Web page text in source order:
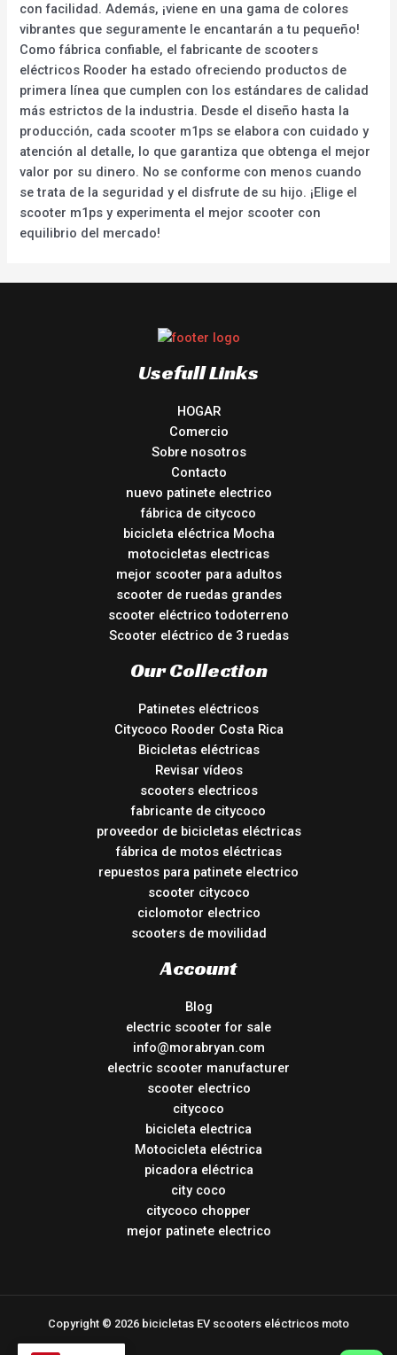
con facilidad. Además, ¡viene en una gama de colores
vibrantes que seguramente le encantarán a tu pequeño!
Como fábrica confiable, el fabricante de scooters
eléctricos Rooder ha estado ofreciendo productos de
primera línea que cumplen con los estándares de calidad
más estrictos de la industria. Desde el diseño hasta la
producción, cada scooter m1ps se elabora con cuidado y
atención al detalle, lo que garantiza que obtenga el mejor
valor por su dinero. No se conforme con menos cuando
se trata de la seguridad y el disfrute de su hijo. ¡Elige el
scooter m1ps y experimenta el mejor scooter con
equilibrio del mercado!
Usefull Links
HOGAR
Comercio
Sobre nosotros
Contacto
nuevo patinete electrico
fábrica de citycoco
bicicleta eléctrica Mocha
motocicletas electricas
mejor scooter para adultos
scooter de ruedas grandes
scooter eléctrico todoterreno
Scooter eléctrico de 3 ruedas
Our Collection
Patinetes eléctricos
Citycoco Rooder Costa Rica
Bicicletas eléctricas
Revisar vídeos
scooters electricos
fabricante de citycoco
proveedor de bicicletas eléctricas
fábrica de motos eléctricas
repuestos para patinete electrico
scooter citycoco
ciclomotor electrico
scooters de movilidad
Account
Blog
electric scooter for sale
info@morabryan.com
electric scooter manufacturer
scooter electrico
citycoco
bicicleta electrica
Motocicleta eléctrica
picadora eléctrica
city coco
citycoco chopper
mejor patinete electrico
Copyright © 2026 bicicletas EV scooters eléctricos moto